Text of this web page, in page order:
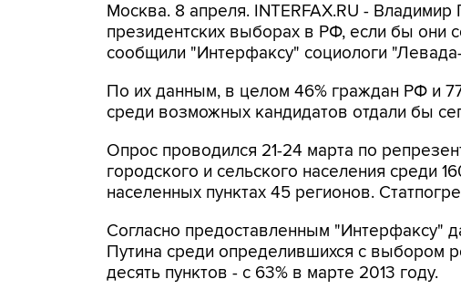
Москва. 8 апреля. INTERFAX.RU -
президентских выборах в РФ, если бы они
сообщили "Интерфаксу" социологи
По их данным, в целом 46% граждан РФ и
среди возможных кандидатов отдали бы
Опрос проводился 21-24 марта по
городского и сельского населения среди
населенных пунктах 45 регионов.
Согласно предоставленным "Интерфаксу"
Путина среди определившихся с выбором
десять пунктов - с 63% в марте 2013 году.